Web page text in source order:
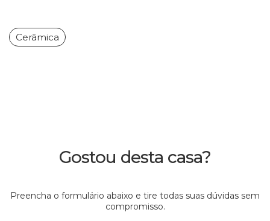
Cerâmica
Gostou desta casa?
Preencha o formulário abaixo e tire todas suas dúvidas sem
compromisso.